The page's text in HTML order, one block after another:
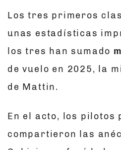
Los tres primeros
unas estadísticas
los tres han sumado
de vuelo en 2025, la
de Mattin.
En el acto, los pilotos
compartieron las